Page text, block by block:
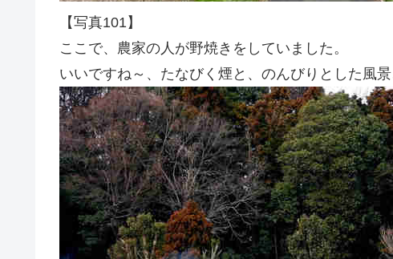
【写真101】
ここで、農家の人が野焼きをしていました。
いいですね～、たなびく煙と、のんびりとした風景